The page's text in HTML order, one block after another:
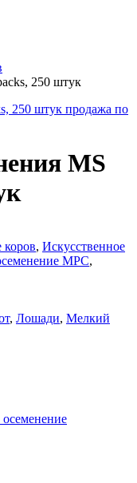
250 штук
MS
коров, Искусственное
МРС,
, Лошади, Мелкий